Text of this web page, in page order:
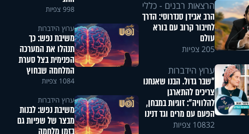
הרצאות רבנים - כללי
הרב אבידן סנדרוסי: הדרך
לחיבור קרוב עם בורא
עולם
205 צפיות
ערוץ הידברות
"שבר גדול. הבנו שאנחנו
צריכים להתארגן
להלוויה": זוגיות במבחן,
הפעם עם מרים וגד דנינו
10832 צפיות
998 צפיות
ערוץ הידברות
משיבת נפש: כך
תנהלו את המערכה
הפנימית בצל סערת
המלחמה שבחוץ
1084 צפיות
ערוץ הידברות
משיבת נפש: לבנות
מבצר של שפיות גם
בזמן מלחמה